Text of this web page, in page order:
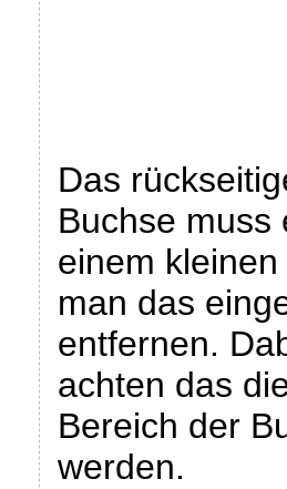
Das
Buchse muss
einem
man das
entfernen.
achten das
Bereich der
werden.